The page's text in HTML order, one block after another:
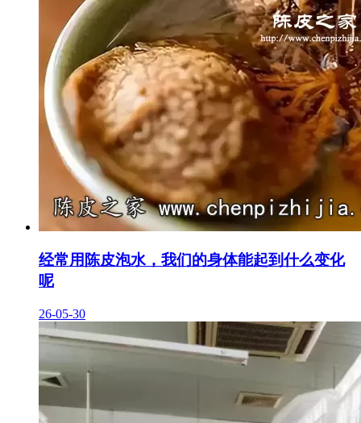
经常用陈皮泡水，我们的身体能起到什么变化
呢
26-05-30